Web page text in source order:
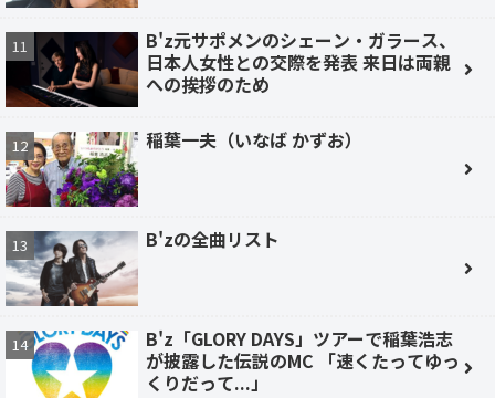
B'z元サポメンのシェーン・ガラース、
日本人女性との交際を発表 来日は両親
への挨拶のため
稲葉一夫（いなば かずお）
B'zの全曲リスト
B'z「GLORY DAYS」ツアーで稲葉浩志
が披露した伝説のMC 「速くたってゆっ
くりだって...」